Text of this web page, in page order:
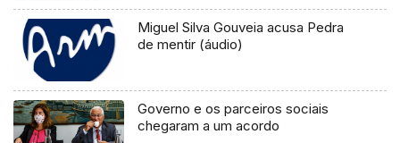
Miguel Silva Gouveia acusa Pedra
de mentir (áudio)
Governo e os parceiros sociais
chegaram a um acordo